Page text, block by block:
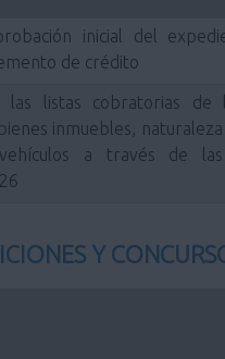
inicial del
de crédito
las listas cobratorias de
inmuebles,
a través de las
Y